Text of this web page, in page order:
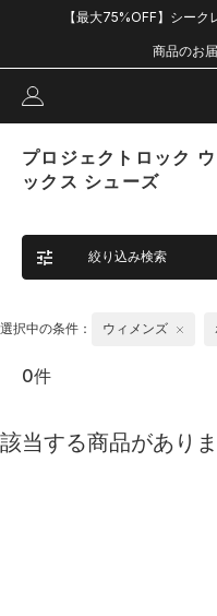
【最大75%OFF】シー
商品のお
プロジェクトロック
ックス シューズ
絞り込み検索
選択中の条件： ウィメンズ
0件
該当する商品がありま